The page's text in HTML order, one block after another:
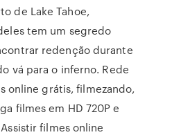
de Lake Tahoe,
tem um segredo
redenção durante
vá para o inferno. Rede
online grátis, filmezando,
filmes em HD 720P e
filmes online